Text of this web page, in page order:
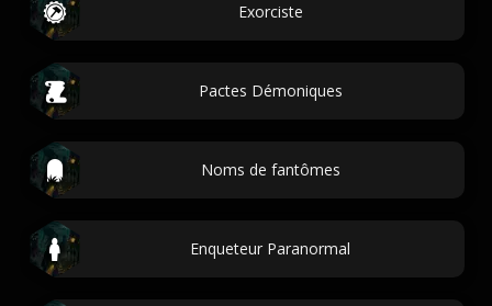
Exorciste
Pactes Démoniques
Noms de fantômes
Enqueteur Paranormal